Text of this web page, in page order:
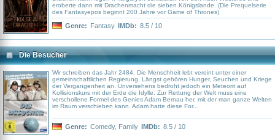
eroberte dann mit Drachenmacht die sieben Königslande. (Die Prequelserie
des Fantasyepos beginnt 200 Jahre vor Game of Thrones)
Genre: Fantasy IMDb: 8.5 / 10
Die Besucher
Wir schreiben das Jahr 2484. Die Menschheit lebt vereint unter einer
gemeinschaftlichen Regierung. Längst gehören Hunger, Seuchen und Kriege
der Vergangenheit an. Unversehens bedroht jedoch ein Meteorit auf
Kollisionskurs mit der Erde die Idylle. Zur Rettung der Welt muss eine
verschollene Formel des Genies Adam Bernau her, mit der man ganze Welten
im Raum verschieben kann. Adam hatte diese For...
Genre: Comedy, Family IMDb: 8.5 / 10